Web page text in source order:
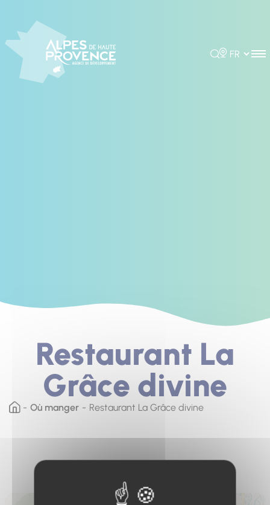
Rechercher
Choisir la
Restaurant La
Grâce divine
Où manger Restaurant La Grâce divine